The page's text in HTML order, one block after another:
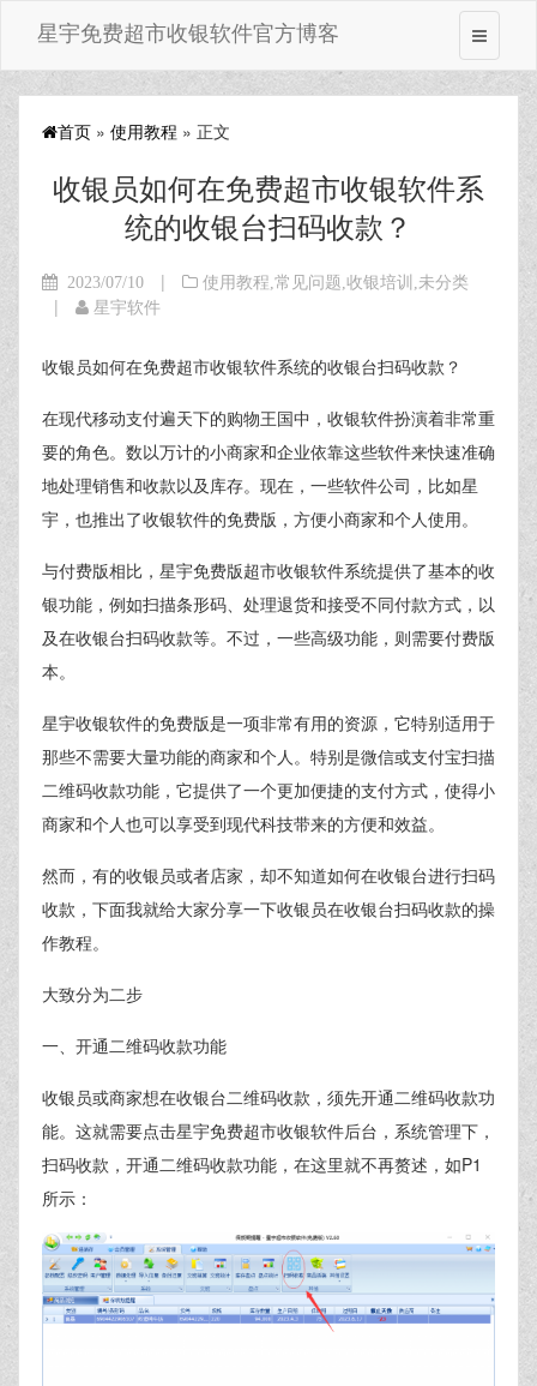
星宇免费超市收银软件官方博客
首页 » 使用教程 » 正文
收银员如何在免费超市收银软件系
统的收银台扫码收款？
2023/07/10 | 使用教程 常见问题 收银培训 未分类
| 星宇软件
收银员如何在免费超市收银软件系统的收银台扫码收款？
在现代移动支付遍天下的购物王国中，收银软件扮演着非常重
要的角色。数以万计的小商家和企业依靠这些软件来快速准确
地处理销售和收款以及库存。现在，一些软件公司，比如星
宇，也推出了收银软件的免费版，方便小商家和个人使用。
与付费版相比，星宇免费版超市收银软件系统提供了基本的收
银功能，例如扫描条形码、处理退货和接受不同付款方式，以
及在收银台扫码收款等。不过，一些高级功能，则需要付费版
本。
星宇收银软件的免费版是一项非常有用的资源，它特别适用于
那些不需要大量功能的商家和个人。特别是微信或支付宝扫描
二维码收款功能，它提供了一个更加便捷的支付方式，使得小
商家和个人也可以享受到现代科技带来的方便和效益。
然而，有的收银员或者店家，却不知道如何在收银台进行扫码
收款，下面我就给大家分享一下收银员在收银台扫码收款的操
作教程。
大致分为二步
一、开通二维码收款功能
收银员或商家想在收银台二维码收款，须先开通二维码收款功
能。这就需要点击星宇免费超市收银软件后台，系统管理下，
扫码收款，开通二维码收款功能，在这里就不再赘述，如P1
所示：